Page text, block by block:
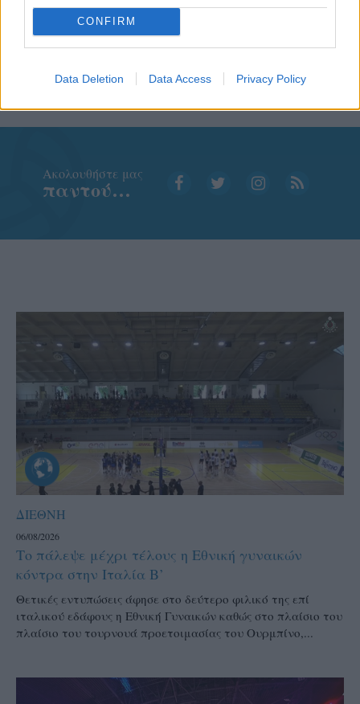
CONFIRM
Data Deletion Data Access Privacy Policy
Aκολουθήστε μας
παντού…
ΔΙΕΘΝΗ
06/08/2026
Το πάλεψε μέχρι τέλους η Εθνική γυναικών
κόντρα στην Ιταλία Β’
Θετικές εντυπώσεις άφησε στο δεύτερο φιλικό της επί
ιταλικού εδάφους η Εθνική Γυναικών καθώς στο πλαίσιο του
πλαίσιο του τουρνουά προετοιμασίας του Ουρμπίνο,...